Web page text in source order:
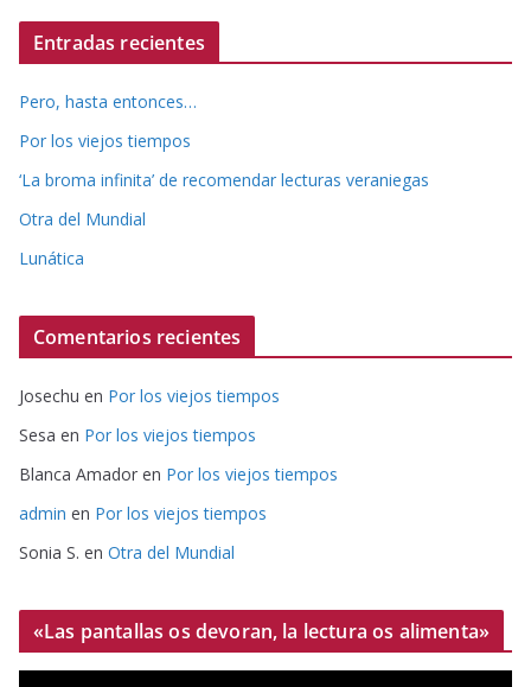
Entradas recientes
Pero, hasta entonces…
Por los viejos tiempos
‘La broma infinita’ de recomendar lecturas veraniegas
Otra del Mundial
Lunática
Comentarios recientes
Josechu en Por los viejos tiempos
Sesa en Por los viejos tiempos
Blanca Amador en Por los viejos tiempos
admin en Por los viejos tiempos
Sonia S. en Otra del Mundial
«Las pantallas os devoran, la lectura os alimenta»